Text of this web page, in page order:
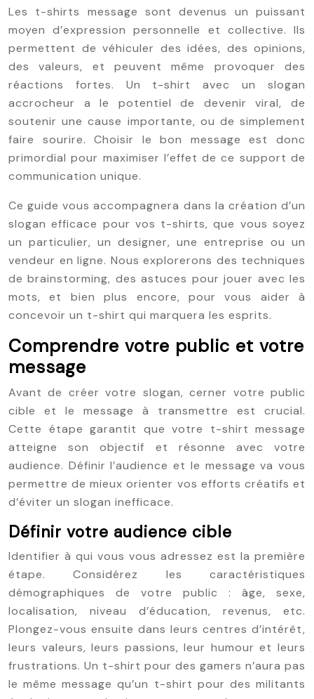
Les t-shirts message sont devenus un puissant
moyen d’expression personnelle et collective. Ils
permettent de véhiculer des idées, des opinions,
des valeurs, et peuvent même provoquer des
réactions fortes. Un t-shirt avec un slogan
accrocheur a le potentiel de devenir viral, de
soutenir une cause importante, ou de simplement
faire sourire. Choisir le bon message est donc
primordial pour maximiser l’effet de ce support de
communication unique.
Ce guide vous accompagnera dans la création d’un
slogan efficace pour vos t-shirts, que vous soyez
un particulier, un designer, une entreprise ou un
vendeur en ligne. Nous explorerons des techniques
de brainstorming, des astuces pour jouer avec les
mots, et bien plus encore, pour vous aider à
concevoir un t-shirt qui marquera les esprits.
Comprendre votre public et votre
message
Avant de créer votre slogan, cerner votre public
cible et le message à transmettre est crucial.
Cette étape garantit que votre t-shirt message
atteigne son objectif et résonne avec votre
audience. Définir l’audience et le message va vous
permettre de mieux orienter vos efforts créatifs et
d’éviter un slogan inefficace.
Définir votre audience cible
Identifier à qui vous vous adressez est la première
étape. Considérez les caractéristiques
démographiques de votre public : âge, sexe,
localisation, niveau d’éducation, revenus, etc.
Plongez-vous ensuite dans leurs centres d’intérêt,
leurs valeurs, leurs passions, leur humour et leurs
frustrations. Un t-shirt pour des gamers n’aura pas
le même message qu’un t-shirt pour des militants